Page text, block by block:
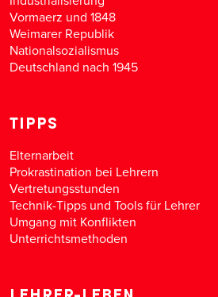
Vormaerz und 1848
Weimarer Republik
Nationalsozialismus
Deutschland nach 1945
TIPPS
Elternarbeit
Prokrastination bei Lehrern
Vertretungsstunden
Technik-Tipps und Tools für Lehrer
Umgang mit Konflikten
Unterrichtsmethoden